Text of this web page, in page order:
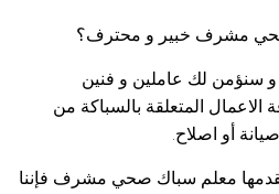
مشرف خبير و محترف؟
و سنؤمن لك عاملين و فنين
الاعمال المتعلقة بالسباكة من
أو اصلاح.
معلم سباك صحي مشرف فإننا